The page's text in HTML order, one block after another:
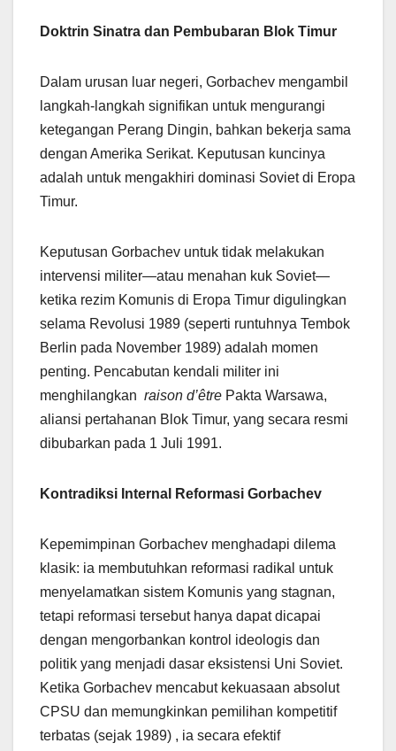
Doktrin Sinatra dan Pembubaran Blok Timur
Dalam urusan luar negeri, Gorbachev mengambil
langkah-langkah signifikan untuk mengurangi
ketegangan Perang Dingin, bahkan bekerja sama
dengan Amerika Serikat. Keputusan kuncinya
adalah untuk mengakhiri dominasi Soviet di Eropa
Timur.
Keputusan Gorbachev untuk tidak melakukan
intervensi militer—atau menahan kuk Soviet—
ketika rezim Komunis di Eropa Timur digulingkan
selama Revolusi 1989 (seperti runtuhnya Tembok
Berlin pada November 1989) adalah momen
penting. Pencabutan kendali militer ini
menghilangkan raison d’être Pakta Warsawa,
aliansi pertahanan Blok Timur, yang secara resmi
dibubarkan pada 1 Juli 1991.
Kontradiksi Internal Reformasi Gorbachev
Kepemimpinan Gorbachev menghadapi dilema
klasik: ia membutuhkan reformasi radikal untuk
menyelamatkan sistem Komunis yang stagnan,
tetapi reformasi tersebut hanya dapat dicapai
dengan mengorbankan kontrol ideologis dan
politik yang menjadi dasar eksistensi Uni Soviet.
Ketika Gorbachev mencabut kekuasaan absolut
CPSU dan memungkinkan pemilihan kompetitif
terbatas (sejak 1989) , ia secara efektif